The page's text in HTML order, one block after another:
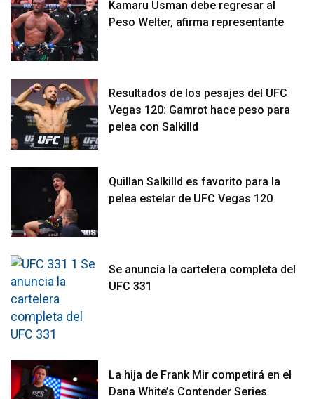
Kamaru Usman debe regresar al
Peso Welter, afirma representante
Resultados de los pesajes del UFC
Vegas 120: Gamrot hace peso para
pelea con Salkilld
Quillan Salkilld es favorito para la
pelea estelar de UFC Vegas 120
Se anuncia la cartelera completa del
UFC 331
La hija de Frank Mir competirá en el
Dana White’s Contender Series